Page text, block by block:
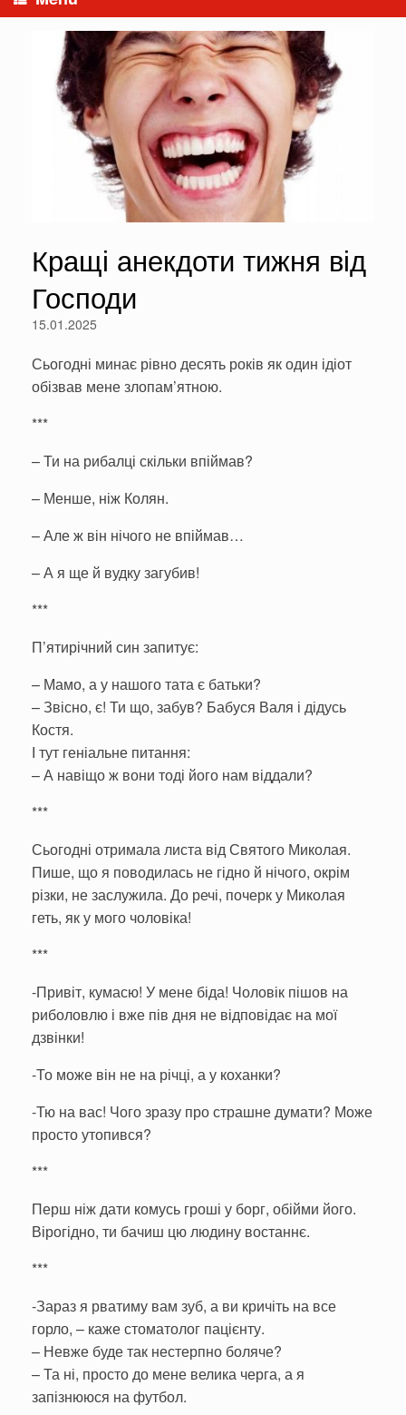
Кращі анекдоти тижня від
Господи
15.01.2025
Сьогодні минає рівно десять років як один ідіот
обізвав мене злопам’ятною.
***
– Ти на рибалці скільки впіймав?
– Менше, ніж Колян.
– Але ж він нічого не впіймав…
– А я ще й вудку загубив!
***
П’ятирічний син запитує:
– Мамо, а у нашого тата є батьки?
– Звісно, є! Ти що, забув? Бабуся Валя і дідусь
Костя.
І тут геніальне питання:
– А навіщо ж вони тоді його нам віддали?
***
Сьогодні отримала листа від Святого Миколая.
Пише, що я поводилась не гідно й нічого, окрім
різки, не заслужила. До речі, почерк у Миколая
геть, як у мого чоловіка!
***
-Привіт, кумасю! У мене біда! Чоловік пішов на
риболовлю і вже пів дня не відповідає на мої
дзвінки!
-То може він не на річці, а у коханки?
-Тю на вас! Чого зразу про страшне думати? Може
просто утопився?
***
Перш ніж дати комусь гроші у борг, обійми його.
Вірогідно, ти бачиш цю людину востаннє.
***
-Зараз я рватиму вам зуб, а ви кричіть на все
горло, – каже стоматолог пацієнту.
– Невже буде так нестерпно боляче?
– Та ні, просто до мене велика черга, а я
запізнююся на футбол.